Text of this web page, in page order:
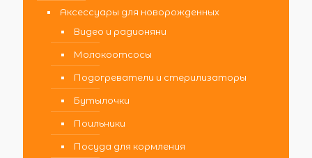
Аксессуары для новорожденных
Видео и радионяни
Молокоотсосы
Подогреватели и стерилизаторы
Бутылочки
Поильники
Посуда для кормления